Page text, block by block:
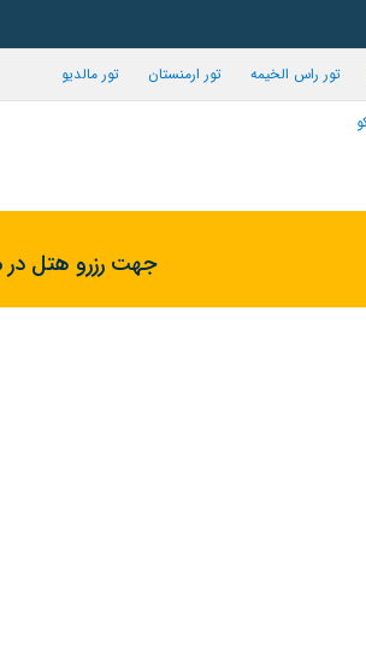
تور راس الخیمه تور ارمنستان تور مالدیو
جهت رزرو هتل در